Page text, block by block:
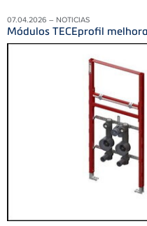
07.04.2026 – NOTICIAS
Módulos TECEprofil